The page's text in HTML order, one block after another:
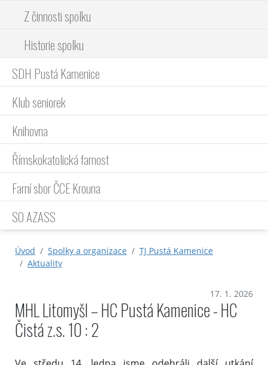
Z činnosti spolku
Historie spolku
SDH Pustá Kamenice
Klub seniorek
Knihovna
Římskokatolická farnost
Farní sbor ČCE Krouna
SO AZASS
Úvod Spolky a organizace
TJ Pustá Kamenice
Aktuality
17. 1. 2026
MHL Litomyšl – HC Pustá Kamenice - HC
Čistá z.s. 10 : 2